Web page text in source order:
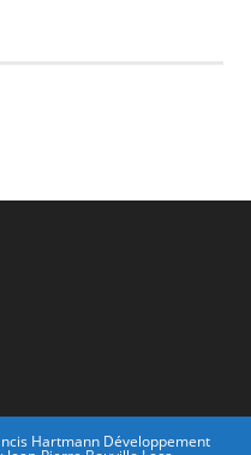
Hartmann Développement